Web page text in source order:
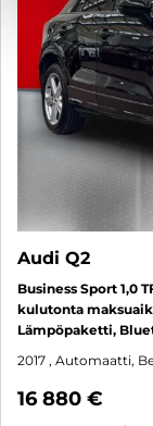
Audi Q2
Business Sport 1,0
kulutonta
Lämpöpaketti,
2017 , Automaatti,
16 880 €